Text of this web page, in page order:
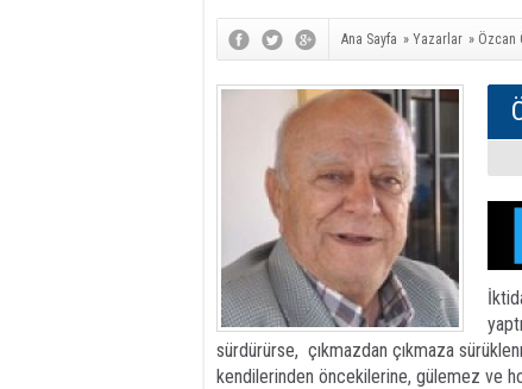
Ana Sayfa » Yazarlar » Özcan
sürdürürse, çıkmazdan çıkmaza
kendilerinden öncekilerine, gülemez ve